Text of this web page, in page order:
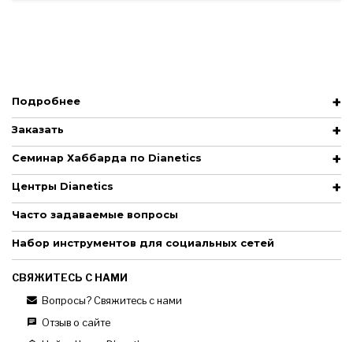
Подробнее
Заказать
Семинар Хаббарда по Dianetics
Центры Dianetics
Часто задаваемые вопросы
Набор инструментов для социальных сетей
СВЯЖИТЕСЬ С НАМИ
Вопросы? Свяжитесь с нами
Отзыв о сайте